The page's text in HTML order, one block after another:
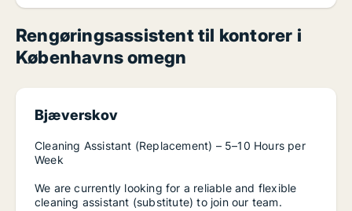
Rengøringsassistent til kontorer i
Københavns omegn
Bjæverskov
Cleaning Assistant (Replacement) – 5–10 Hours per
Week
We are currently looking for a reliable and flexible
cleaning assistant (substitute) to join our team.